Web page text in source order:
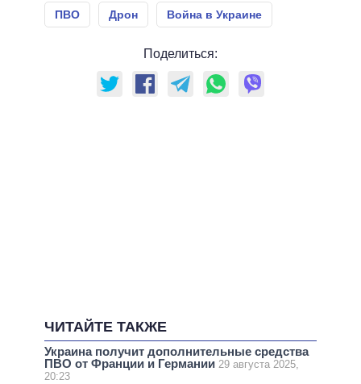
ПВО Дрон Война в Украине
Поделиться:
ЧИТАЙТЕ ТАКЖЕ
Украина получит дополнительные средства
ПВО от Франции и Германии 29 августа 2025,
20:23